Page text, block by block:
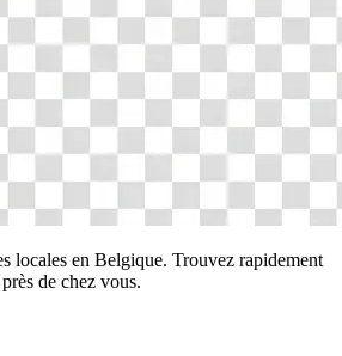
locales en Belgique. Trouvez rapidement
de chez vous.